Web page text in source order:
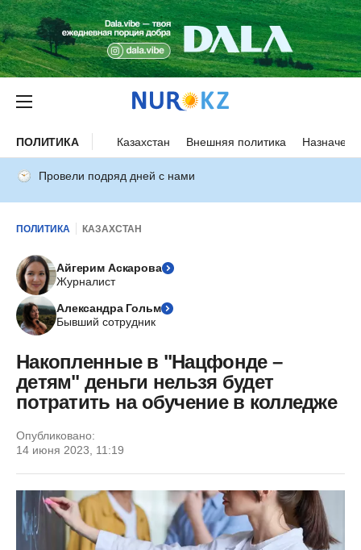
ПОЛИТИКА Казахстан Внешняя политика
Провели подряд дней с нами
ПОЛИТИКА КАЗАХСТАН
Айгерим Аскарова
Журналист
Александра Гольм
Бывший сотрудник
Накопленные в "Нацфонде –
детям" деньги нельзя будет
потратить на обучение в колледже
Опубликовано:
14 июня 2023, 11:19